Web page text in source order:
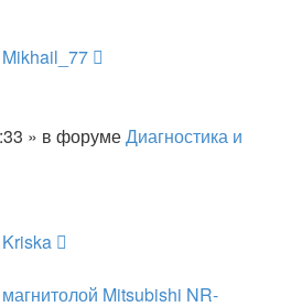
Mikhail_77
» в форумеДиагностика и
Kriska
Mitsubishi NR-